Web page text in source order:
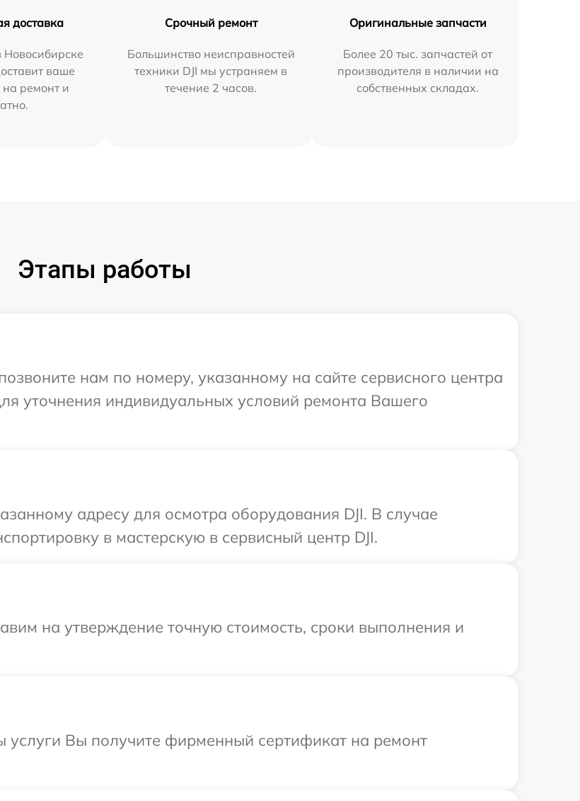
доставка
ваше
на ремонт и
Срочный ремонт
Большинство неисправностей
техники DJI мы устраняем в
течение 2 часов.
Оригинальные запчасти
Более 20 тыс. запчастей от
производителя в наличии на
собственных складах.
Этапы работы
нам по номеру, указанному на сайте сервисного центра
уточнения индивидуальных условий ремонта Вашего
адресу для осмотра оборудования DJI. В случае
в мастерскую в сервисный центр DJI.
на утверждение точную стоимость, сроки выполнения и
услуги Вы получите фирменный сертификат на ремонт